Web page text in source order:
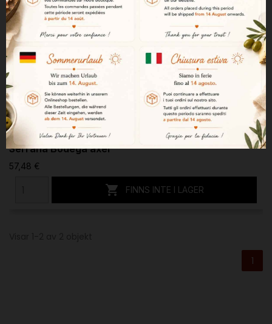
Serrana Bodega axel
57,48 €
 FINNS INTE I LAGER
1